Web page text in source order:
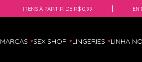
ITENS À PARTIR DE R$ 0,99
MARCAS SEX SHOP LINGERIES LINHA